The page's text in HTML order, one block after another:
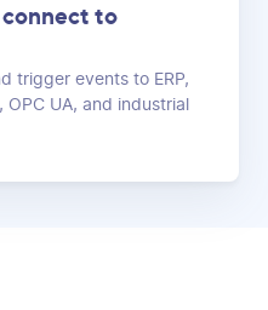
to
trigger events to ERP,
OPC UA, and industrial